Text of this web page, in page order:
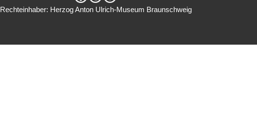
Rechteinhaber: Herzog Anton Ulrich-Museum Braunschweig